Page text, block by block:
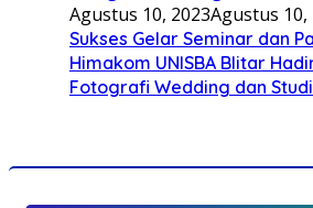
Agustus 10, 2023Agustus 10,
Sukses Gelar Seminar dan
Himakom UNISBA Blitar
Fotografi Wedding dan